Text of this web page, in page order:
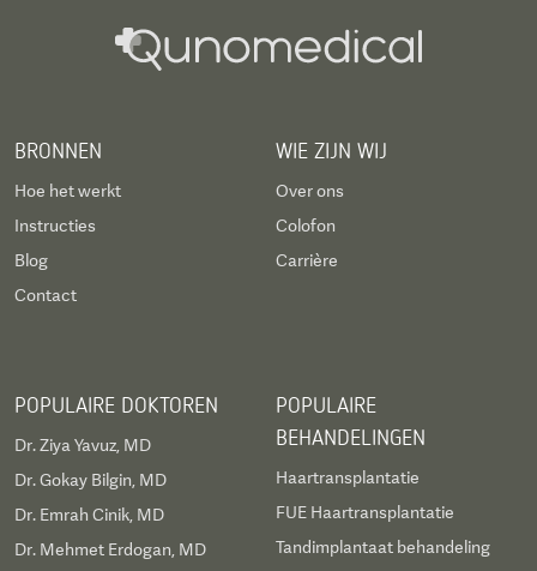
BRONNEN
Hoe het werkt
Instructies
Blog
Contact
WIE ZIJN WIJ
Over ons
Colofon
Carrière
POPULAIRE DOKTOREN
Dr. Ziya Yavuz, MD
Dr. Gokay Bilgin, MD
Dr. Emrah Cinik, MD
Dr. Mehmet Erdogan, MD
POPULAIRE
BEHANDELINGEN
Haartransplantatie
FUE Haartransplantatie
Tandimplantaat behandeling